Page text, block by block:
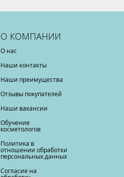
О КОМПАНИИ
О нас
Наши контакты
Наши преимущества
Отзывы покупателей
Наши вакансии
Обучение
косметологов
Политика в
отношении обработки
персональных данных
Согласие на